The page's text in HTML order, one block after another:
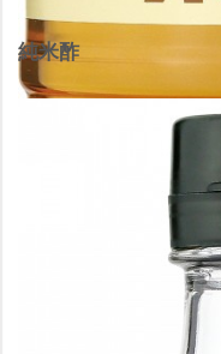
純米酢